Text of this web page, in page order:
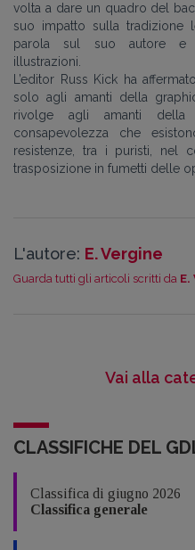
volta a dare un quadro del
suo impatto sulla tradizione
parola sul suo autore e
illustrazioni.
L’editor Russ Kick ha
solo agli amanti della
rivolge agli amanti della
consapevolezza che
resistenze, tra i puristi, nel
trasposizione in fumetti delle
L'autore: E. Vergine
Guarda tutti gli articoli scritti da E.
Vai alla
CLASSIFICHE DEL
Classifica di giugno 2026
Classifica generale